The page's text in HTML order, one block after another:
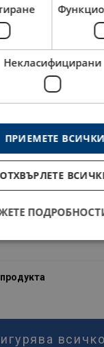
Некласифицирани
ПРИЕМЕТЕ ВСИЧКИ
ОТХВЪРЛЕТЕ